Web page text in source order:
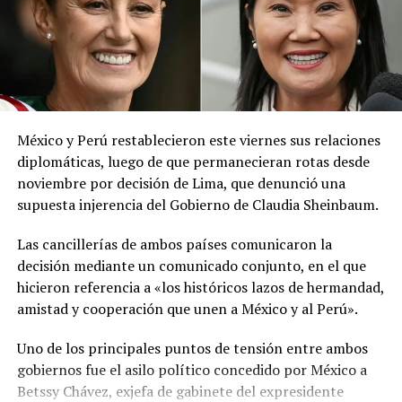
El ministerio agregó que, pese a la presencia del polvo
del Sahara, se esperan lluvias durante los próximos días,
por lo que pidió a la población mantenerse atenta a la
información oficial sobre las condiciones
meteorológicas.
Las autoridades reiteraron el llamado a consultar los
canales oficiales del MARN y adoptar las medidas de
prevención necesarias para reducir los efectos de este
fenómeno atmosférico, especialmente entre las
personas con mayor riesgo de complicaciones de salud.
Comparte esto:
Facebook X
Me gusta esto:
México y Perú restablecieron este viernes sus relaciones
diplomáticas, luego de que permanecieran rotas desde
noviembre por decisión de Lima, que denunció una
supuesta injerencia del Gobierno de Claudia Sheinbaum.
Las cancillerías de ambos países comunicaron la
decisión mediante un comunicado conjunto, en el que
hicieron referencia a «los históricos lazos de hermandad,
amistad y cooperación que unen a México y al Perú».
Uno de los principales puntos de tensión entre ambos
gobiernos fue el asilo político concedido por México a
Betssy Chávez, exjefa de gabinete del expresidente